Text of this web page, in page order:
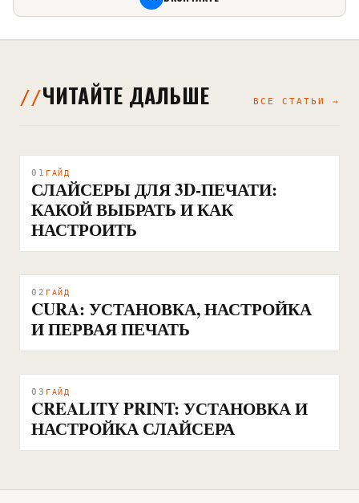
ЧИТАЙТЕ ДАЛЬШЕ ВСЕ СТАТЬИ →
01 ГАЙД
СЛАЙСЕРЫ ДЛЯ 3D-ПЕЧАТИ:
КАКОЙ ВЫБРАТЬ И КАК
НАСТРОИТЬ
02 ГАЙД
CURA: УСТАНОВКА, НАСТРОЙКА
И ПЕРВАЯ ПЕЧАТЬ
03 ГАЙД
CREALITY PRINT: УСТАНОВКА И
НАСТРОЙКА СЛАЙСЕРА